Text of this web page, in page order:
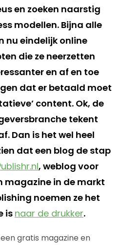
en zoeken naarstig
modellen. Bijna alle
nu eindelijk online
die ze neerzetten
en af en toe
dat er betaald moet
content. Ok, de
tekent
Dan is het wel heel
dat een blog de stap
, weblog voor
magazine in de markt
noemen ze het
is naar de drukker.
gratis magazine en